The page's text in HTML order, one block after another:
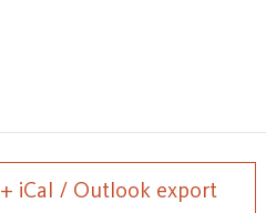
+ iCal / Outlook export